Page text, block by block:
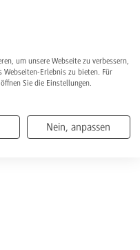
um unsere Webseite zu verbessern,
Erlebnis zu bieten. Für
Sie die Einstellungen.
Nein, anpassen